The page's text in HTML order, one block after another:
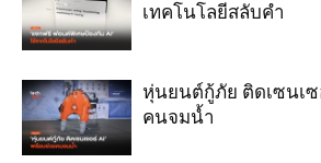
เทคโนโลยีสลับคำ
หุ่นยนต์กู้ภัย ติดเซนเ
คนจมน้ำ